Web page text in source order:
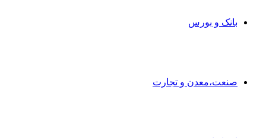
بانک و بورس
صنعت،معدن و تجارت